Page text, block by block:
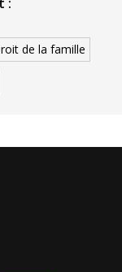
de la famille